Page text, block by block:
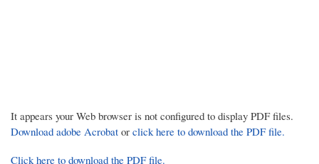
It appears your Web browser is not configured to display PDF files.
Download adobe Acrobat or click here to download the PDF file.
Click here to download the PDF file.